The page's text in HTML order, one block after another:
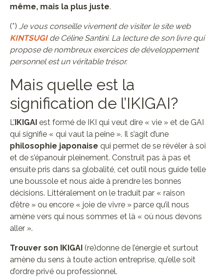
même, mais la plus juste.
(*) Je vous conseille vivement de visiter le site web
KINTSUGIde Céline Santini. La lecture de son livre qui
propose de nombreux exercices de développement
personnel est un véritable trésor.
Mais quelle est la
signification de l’IKIGAI?
L’IKIGAI est formé de IKI qui veut dire « vie » et de GAI
qui signifie « qui vaut la peine ». Il s’agit d’une
philosophie japonaise qui permet de se révéler à soi
et de s’épanouir pleinement. Construit pas à pas et
ensuite pris dans sa globalité, cet outil nous guide telle
une boussole et nous aide à prendre les bonnes
décisions. Littéralement on le traduit par « raison
d’être » ou encore « joie de vivre » parce qu’il nous
amène vers qui nous sommes et là « où nous devons
aller ».
Trouver son IKIGAI (re)donne de l’énergie et surtout
amène du sens à toute action entreprise, qu’elle soit
d’ordre privé ou professionnel.